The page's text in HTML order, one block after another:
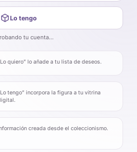
Lo tengo
tu cuenta…
quiero” lo añade a tu lista de deseos.
tengo” incorpora la figura a tu vitrina
creada desde el coleccionismo.